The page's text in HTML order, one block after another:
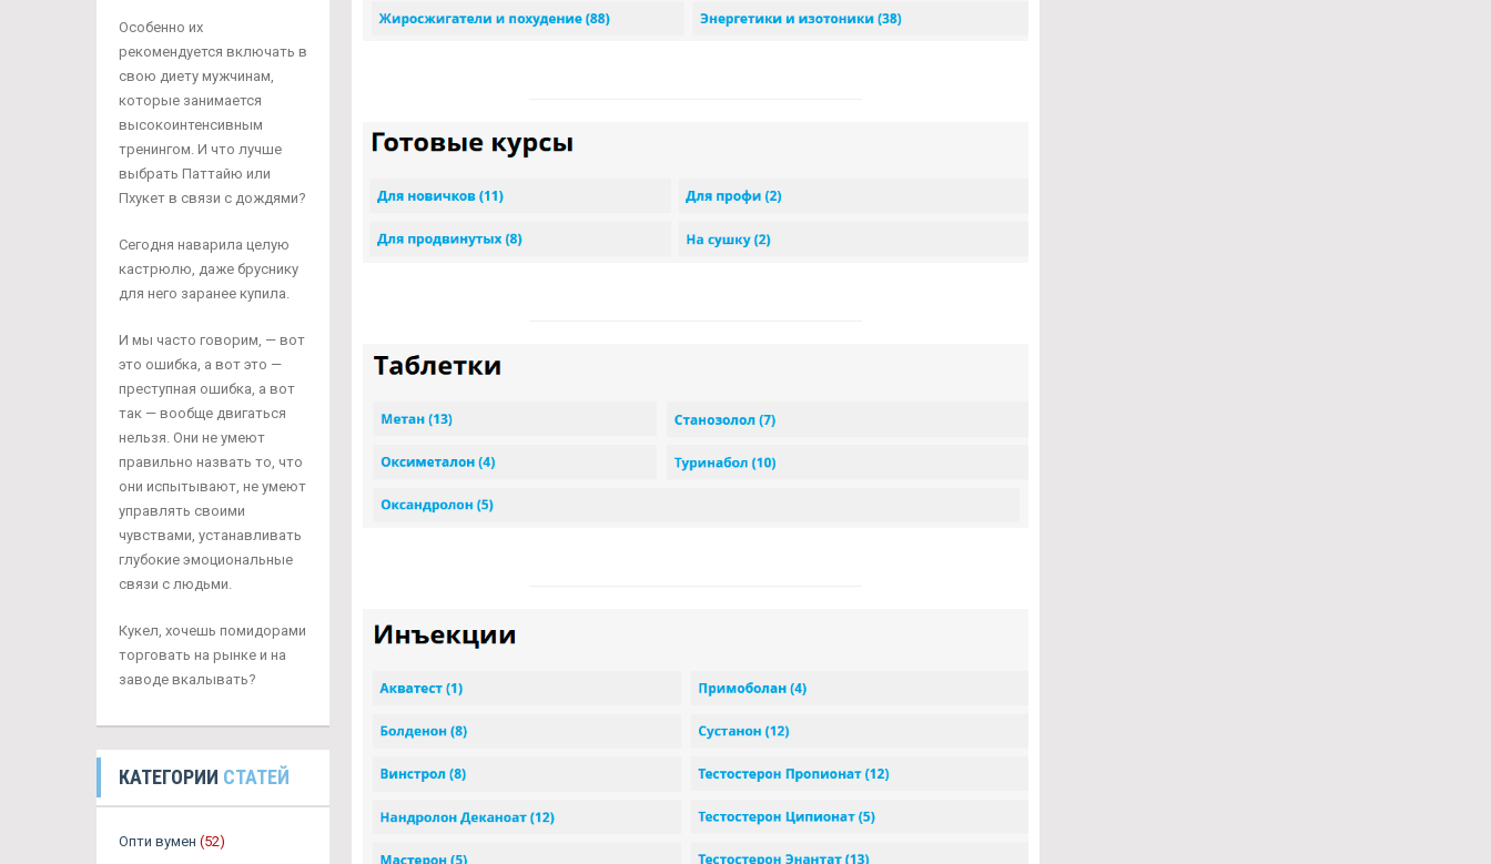
Особенно их
рекомендуется включать в
свою диету мужчинам,
которые занимается
высокоинтенсивным
тренингом. И что лучше
выбрать Паттайю или
Пхукет в связи с дождями?
Сегодня наварила целую
кастрюлю, даже бруснику
для него заранее купила.
И мы часто говорим, — вот
это ошибка, а вот это —
преступная ошибка, а вот
так — вообще двигаться
нельзя. Они не умеют
правильно назвать то, что
они испытывают, не умеют
управлять своими
чувствами, устанавливать
глубокие эмоциональные
связи с людьми.
Кукел, хочешь помидорами
торговать на рынке и на
заводе вкалывать?
КАТЕГОРИИ СТАТЕЙ
Опти вумен (52)